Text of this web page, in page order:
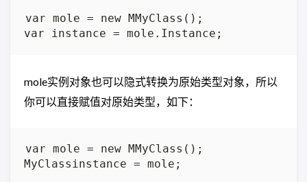
var mole = new MMyClass();
mole实例对象也可以隐式转换为原始类型对象，所以
你可以直接赋值对原始类型，如下：
var mole = new MMyClass();